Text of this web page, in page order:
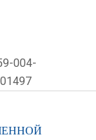
004-